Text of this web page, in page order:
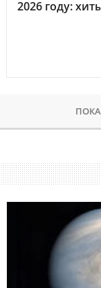
2026 году: